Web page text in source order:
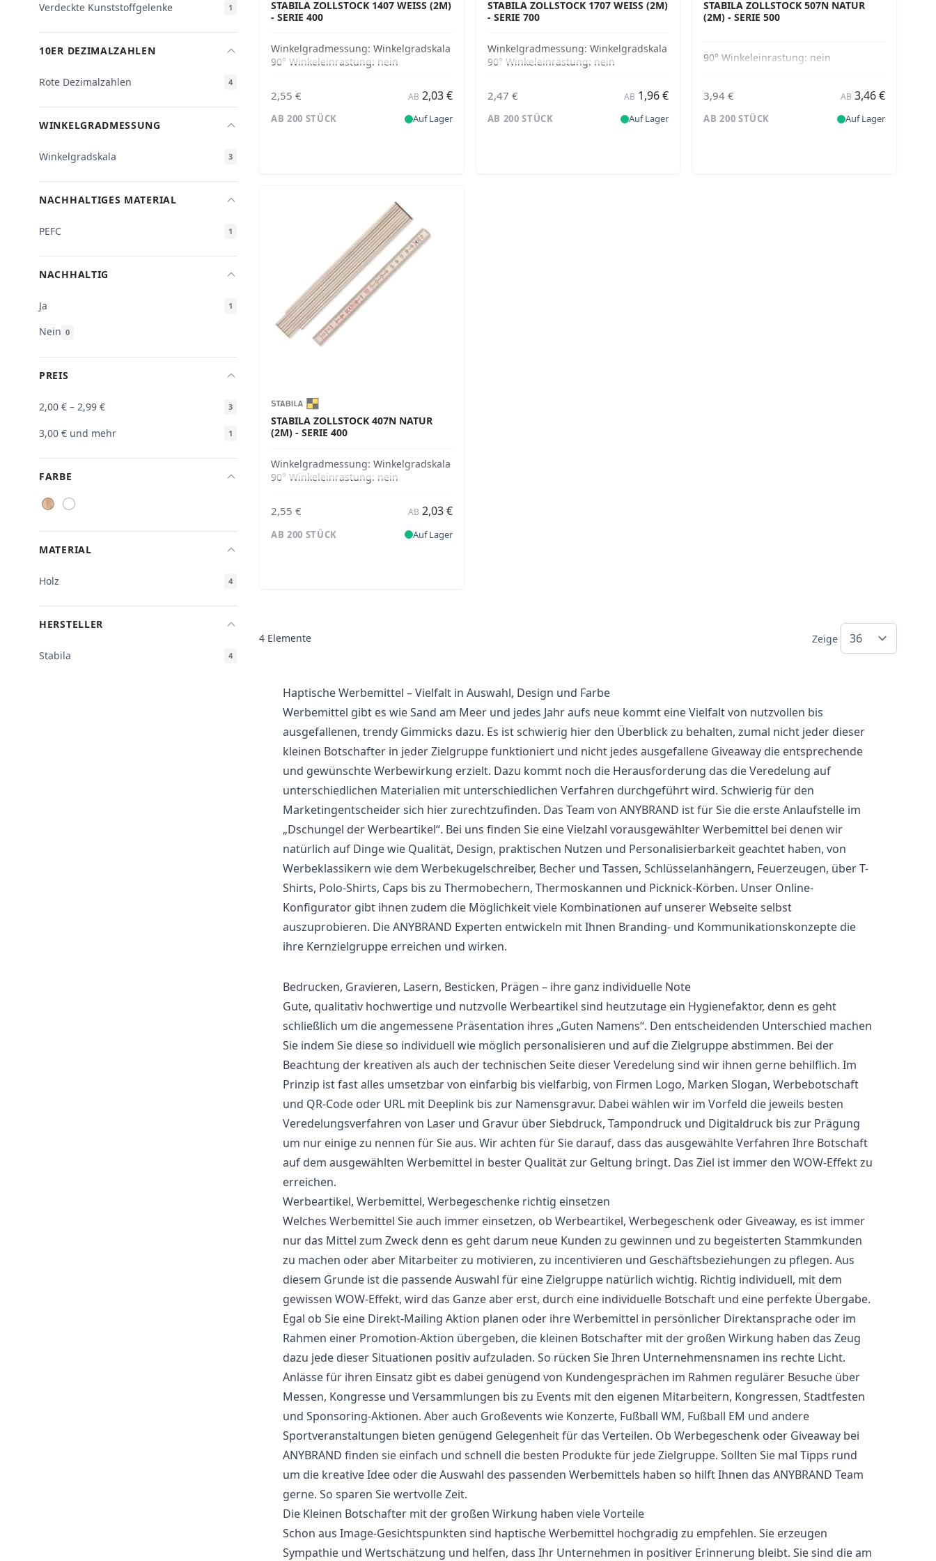
Verdeckte Kunststoffgelenke 1
10ER DEZIMALZAHLEN
Rote Dezimalzahlen 4
WINKELGRADMESSUNG
Winkelgradskala 3
NACHHALTIGES MATERIAL
PEFC 1
NACHHALTIG
Ja 1
Nein 0
PREIS
2,00 € – 2,99 € 3
3,00 € und mehr 1
FARBE
MATERIAL
Holz 4
HERSTELLER
Stabila 4
STABILA ZOLLSTOCK 1407 WEISS (2M) -
SERIE 400
Winkelgradmessung: Winkelgradskala
90° Winkeleinrastung: nein
2,55 € AB 2,03 €
AB 200 STÜCK Auf Lager
STABILA ZOLLSTOCK 1707 WEISS (2M) -
SERIE 700
Winkelgradmessung: Winkelgradskala
90° Winkeleinrastung: nein
2,47 € AB 1,96 €
AB 200 STÜCK Auf Lager
STABILA ZOLLSTOCK 507N NATUR
(2M) - SERIE 500
90° Winkeleinrastung: nein
3,94 € AB 3,46 €
AB 200 STÜCK Auf Lager
STABILA ZOLLSTOCK 407N NATUR
(2M) - SERIE 400
Winkelgradmessung: Winkelgradskala
90° Winkeleinrastung: nein
2,55 € AB 2,03 €
AB 200 STÜCK Auf Lager
4 Elemente Zeige
Haptische Werbemittel – Vielfalt in Auswahl, Design und Farbe
Werbemittel gibt es wie Sand am Meer und jedes Jahr aufs neue kommt eine Vielfalt von nutzvollen bis
ausgefallenen, trendy Gimmicks dazu. Es ist schwierig hier den Überblick zu behalten, zumal nicht jeder dieser
kleinen Botschafter in jeder Zielgruppe funktioniert und nicht jedes ausgefallene Giveaway die entsprechende
und gewünschte Werbewirkung erzielt. Dazu kommt noch die Herausforderung das die Veredelung auf
unterschiedlichen Materialien mit unterschiedlichen Verfahren durchgeführt wird. Schwierig für den
Marketingentscheider sich hier zurechtzufinden. Das Team von ANYBRAND ist für Sie die erste Anlaufstelle im
„Dschungel der Werbeartikel“. Bei uns finden Sie eine Vielzahl vorausgewählter Werbemittel bei denen wir
natürlich auf Dinge wie Qualität, Design, praktischen Nutzen und Personalisierbarkeit geachtet haben, von
Werbeklassikern wie dem Werbekugelschreiber, Becher und Tassen, Schlüsselanhängern, Feuerzeugen, über T-
Shirts, Polo-Shirts, Caps bis zu Thermobechern, Thermoskannen und Picknick-Körben. Unser Online-
Konfigurator gibt ihnen zudem die Möglichkeit viele Kombinationen auf unserer Webseite selbst
auszuprobieren. Die ANYBRAND Experten entwickeln mit Ihnen Branding- und Kommunikationskonzepte die
ihre Kernzielgruppe erreichen und wirken.
Bedrucken, Gravieren, Lasern, Besticken, Prägen – ihre ganz individuelle Note
Gute, qualitativ hochwertige und nutzvolle Werbeartikel sind heutzutage ein Hygienefaktor, denn es geht
schließlich um die angemessene Präsentation ihres „Guten Namens“. Den entscheidenden Unterschied machen
Sie indem Sie diese so individuell wie möglich personalisieren und auf die Zielgruppe abstimmen. Bei der
Beachtung der kreativen als auch der technischen Seite dieser Veredelung sind wir ihnen gerne behilflich. Im
Prinzip ist fast alles umsetzbar von einfarbig bis vielfarbig, von Firmen Logo, Marken Slogan, Werbebotschaft
und QR-Code oder URL mit Deeplink bis zur Namensgravur. Dabei wählen wir im Vorfeld die jeweils besten
Veredelungsverfahren von Laser und Gravur über Siebdruck, Tampondruck und Digitaldruck bis zur Prägung
um nur einige zu nennen für Sie aus. Wir achten für Sie darauf, dass das ausgewählte Verfahren Ihre Botschaft
auf dem ausgewählten Werbemittel in bester Qualität zur Geltung bringt. Das Ziel ist immer den WOW-Effekt zu
erreichen.
Werbeartikel, Werbemittel, Werbegeschenke richtig einsetzen
Welches Werbemittel Sie auch immer einsetzen, ob Werbeartikel, Werbegeschenk oder Giveaway, es ist immer
nur das Mittel zum Zweck denn es geht darum neue Kunden zu gewinnen und zu begeisterten Stammkunden
zu machen oder aber Mitarbeiter zu motivieren, zu incentivieren und Geschäftsbeziehungen zu pflegen. Aus
diesem Grunde ist die passende Auswahl für eine Zielgruppe natürlich wichtig. Richtig individuell, mit dem
gewissen WOW-Effekt, wird das Ganze aber erst, durch eine individuelle Botschaft und eine perfekte Übergabe.
Egal ob Sie eine Direkt-Mailing Aktion planen oder ihre Werbemittel in persönlicher Direktansprache oder im
Rahmen einer Promotion-Aktion übergeben, die kleinen Botschafter mit der großen Wirkung haben das Zeug
dazu jede dieser Situationen positiv aufzuladen. So rücken Sie Ihren Unternehmensnamen ins rechte Licht.
Anlässe für ihren Einsatz gibt es dabei genügend von Kundengesprächen im Rahmen regulärer Besuche über
Messen, Kongresse und Versammlungen bis zu Events mit den eigenen Mitarbeitern, Kongressen, Stadtfesten
und Sponsoring-Aktionen. Aber auch Großevents wie Konzerte, Fußball WM, Fußball EM und andere
Sportveranstaltungen bieten genügend Gelegenheit für das Verteilen. Ob Werbegeschenk oder Giveaway bei
ANYBRAND finden sie einfach und schnell die besten Produkte für jede Zielgruppe. Sollten Sie mal Tipps rund
um die kreative Idee oder die Auswahl des passenden Werbemittels haben so hilft Ihnen das ANYBRAND Team
gerne. So sparen Sie wertvolle Zeit.
Die Kleinen Botschafter mit der großen Wirkung haben viele Vorteile
Schon aus Image-Gesichtspunkten sind haptische Werbemittel hochgradig zu empfehlen. Sie erzeugen
Sympathie und Wertschätzung und helfen, dass Ihr Unternehmen in positiver Erinnerung bleibt. Sie sind die am